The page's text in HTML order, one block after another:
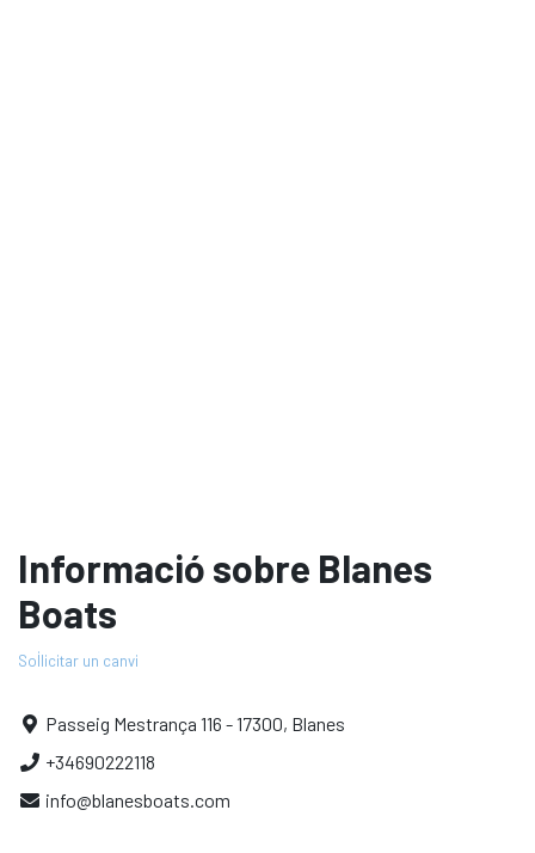
Informació sobre Blanes
Boats
Sol·licitar un canvi
Passeig Mestrança 116 - 17300, Blanes
+34690222118
info@blanesboats.com